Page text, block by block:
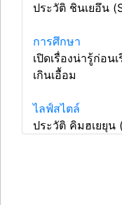
ประวัติ ชินเยอึน
การศึกษา
เปิดเรื่องน่ารู้ก่อน
เกินเอื้อม
ไลฟ์สไตล์
ประวัติ คิมฮเยยุน